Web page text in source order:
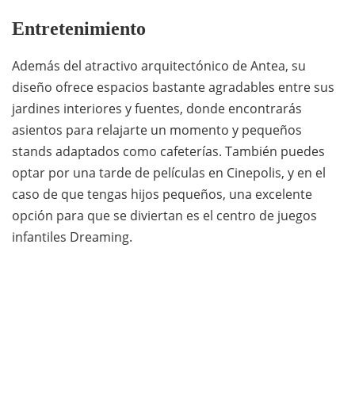
Entretenimiento
Además del atractivo arquitectónico de Antea, su
diseño ofrece espacios bastante agradables entre sus
jardines interiores y fuentes, donde encontrarás
asientos para relajarte un momento y pequeños
stands adaptados como cafeterías. También puedes
optar por una tarde de películas en Cinepolis, y en el
caso de que tengas hijos pequeños, una excelente
opción para que se diviertan es el centro de juegos
infantiles Dreaming.